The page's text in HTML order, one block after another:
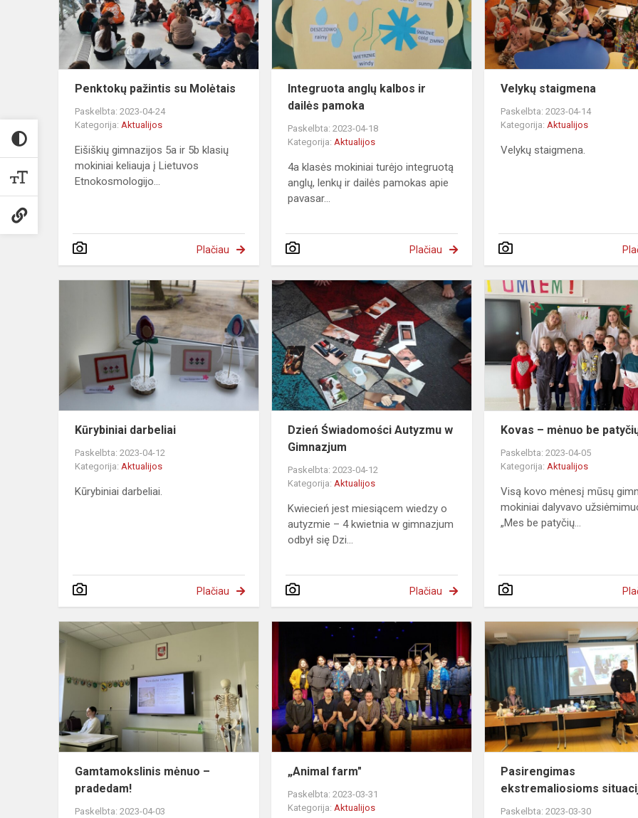
Penktokų pažintis su Molėtais
Paskelbta: 2023-04-24
Kategorija: Aktualijos
Eišiškių gimnazijos 5a ir 5b klasių
mokiniai keliauja į Lietuvos
Etnokosmologijo...
Plačiau
dailės
pamoka
Integruota anglų kalbos ir
dailės pamoka
Paskelbta: 2023-04-18
Kategorija:Aktualijos
4a klasės mokiniai turėjo integruotą
anglų, lenkų ir dailės pamokas apie
pavasar...
Plačiau
Velykų staigmena
Paskelbta: 2023-04-14
Kategorija:Aktualijos
Velykų staigmena.
Kūrybiniai
darbeliai
Kūrybiniai darbeliai
Paskelbta: 2023-04-12
Kategorija: Aktualijos
Kūrybiniai darbeliai.
Plačiau
Dzień
Świadomości
Autyzmu
w
Gimnazjum
Dzień Świadomości Autyzmu w
Gimnazjum
Paskelbta: 2023-04-12
Kategorija:Aktualijos
Kwiecień jest miesiącem wiedzy o
autyzmie – 4 kwietnia w gimnazjum
odbył się Dzi...
Plačiau
Kovas – mėnuo be
Paskelbta: 2023-04-05
Kategorija:Aktualijos
Visą kovo mėnesį mūsų
mokiniai dalyvavo
„Mes be patyčių...
Gamtamokslinis
pradedam!
Gamtamokslinis mėnuo –
pradedam!
Paskelbta: 2023-04-03
„Animal
farm"
„Animal farm"
Paskelbta: 2023-03-31
Kategorija:Aktualijos
Pasirengimas
ekstremaliosioms
Paskelbta: 2023-03-30